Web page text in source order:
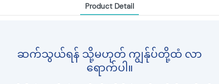
Product Detail
ဆက်သွယ်ရန် သို့မဟုတ် ကျွန်ုပ်တို့ထံ လာ
ရောက်ပါ။